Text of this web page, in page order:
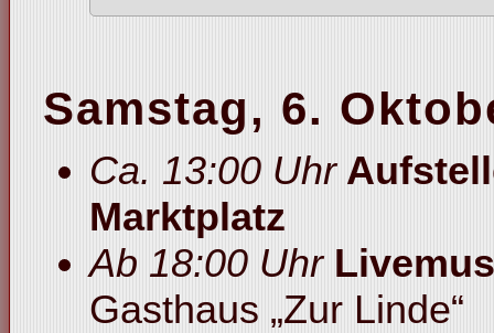
Samstag, 6.
Ca. 13:00 Uhr
Marktplatz
Ab 18:00 Uhr
Gasthaus „Zur Linde“